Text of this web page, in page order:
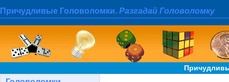
Причудливые Головоломки. Разгадай Головоломку